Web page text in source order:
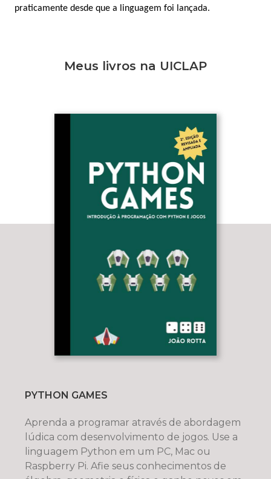
praticamente desde que a linguagem foi lançada.
Meus livros na UICLAP
PYTHON GAMES
Aprenda a programar através de abordagem
lúdica com desenvolvimento de jogos. Use a
linguagem Python em um PC, Mac ou
Raspberry Pi. Afie seus conhecimentos de